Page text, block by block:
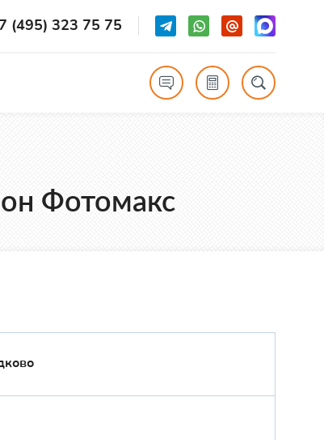
(495) 323 75 75
Фотомакс